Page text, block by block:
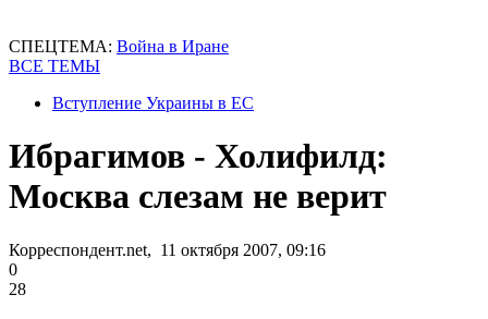
СПЕЦТЕМА: Война в Иране
ВСЕ ТЕМЫ
Вступление Украины в ЕС
Ибрагимов - Холифилд:
Москва слезам не верит
Корреспондент.net, 11 октября 2007, 09:16
0
28